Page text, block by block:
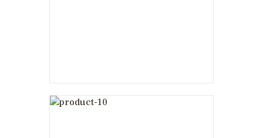
Vance & Hines